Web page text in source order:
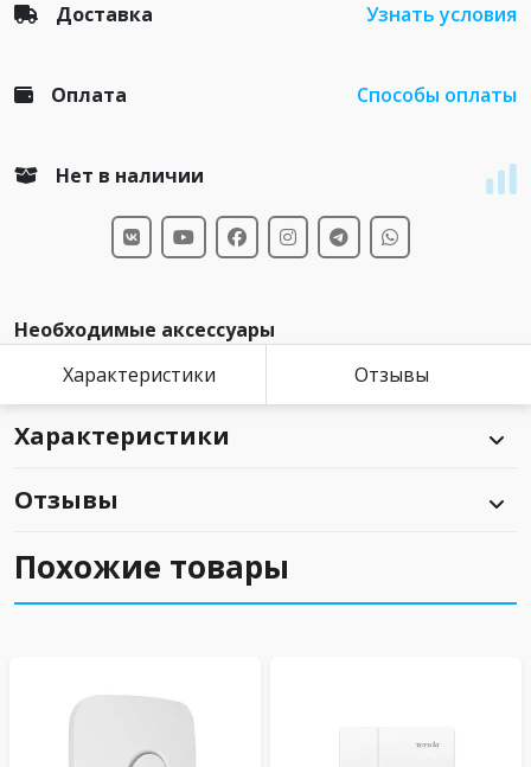
Доставка Узнать условия
Оплата Способы оплаты
Нет в наличии
Необходимые аксессуары
Характеристики
Отзывы
Характеристики
Отзывы
Похожие товары